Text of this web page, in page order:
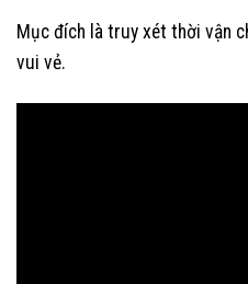
Mục đích là truy xét thời vận
vui vẻ.